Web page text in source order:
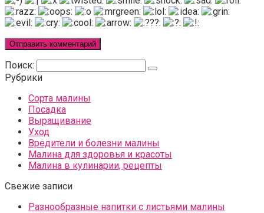
Поиск:
Рубрики
Сорта малины
Посадка
Выращивание
Уход
Вредители и болезни малины
Малина для здоровья и красоты
Малина в кулинарии, рецепты
Свежие записи
Разнообразные напитки с листьями малины